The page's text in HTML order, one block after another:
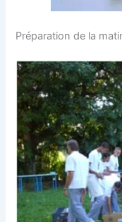
Préparation de la